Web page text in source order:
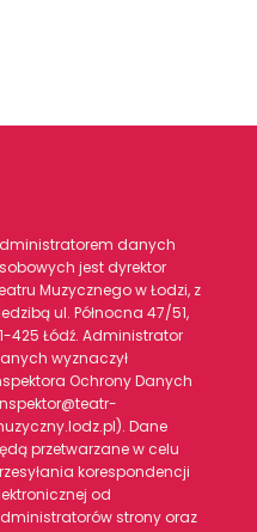
danych
jest dyrektor
Muzycznego w Łodzi, z
ul. Północna 47/51,
425 Łódź. Administrator
wyznaczył
Ochrony Danych
Dane
przetwarzane w celu
korespondencji
od
strony oraz